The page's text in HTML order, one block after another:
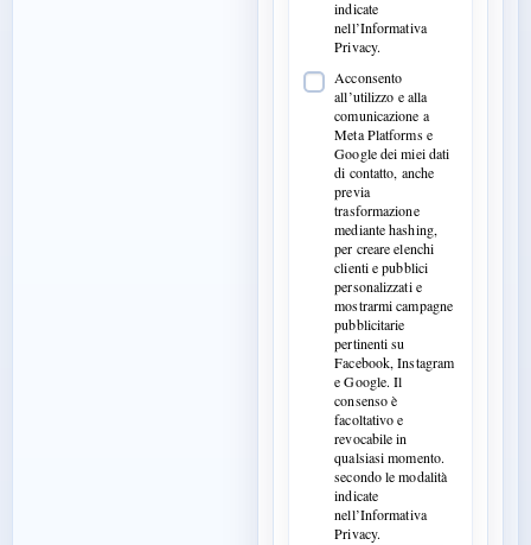
indicate
nell’Informativa
Privacy.
Acconsento
all’utilizzo e alla
comunicazione a
Meta Platforms e
Google dei miei dati
di contatto, anche
previa
trasformazione
mediante hashing,
per creare elenchi
clienti e pubblici
personalizzati e
mostrarmi campagne
pubblicitarie
pertinenti su
Facebook, Instagram
e Google. Il
consenso è
facoltativo e
revocabile in
qualsiasi momento.
secondo le modalità
indicate
nell’Informativa
Privacy.